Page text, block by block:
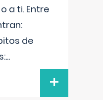
a ti. Entre
de
...
+